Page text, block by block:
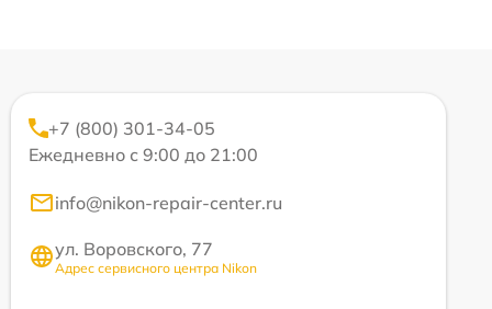
+7 (800) 301-34-05
Ежедневно с 9:00 до 21:00
info@nikon-repair-center.ru
ул. Воровского, 77
Адрес сервисного центра Nikon